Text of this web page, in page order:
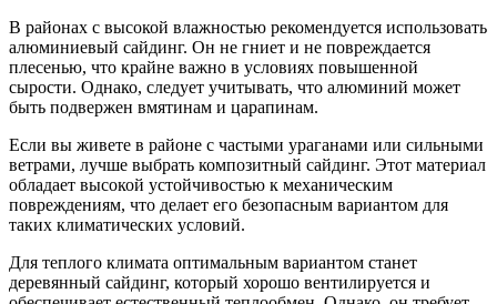
В районах с высокой влажностью рекомендуется использовать
алюминиевый сайдинг. Он не гниет и не повреждается
плесенью, что крайне важно в условиях повышенной
сырости. Однако, следует учитывать, что алюминий может
быть подвержен вмятинам и царапинам.
Если вы живете в районе с частыми ураганами или сильными
ветрами, лучше выбрать композитный сайдинг. Этот материал
обладает высокой устойчивостью к механическим
повреждениям, что делает его безопасным вариантом для
таких климатических условий.
Для теплого климата оптимальным вариантом станет
деревянный сайдинг, который хорошо вентилируется и